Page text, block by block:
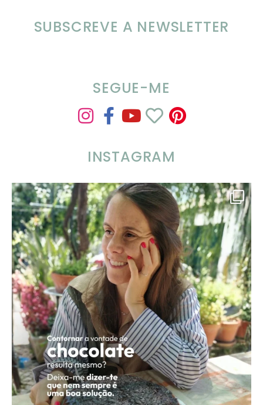
SUBSCREVE A NEWSLETTER
SEGUE-ME
INSTAGRAM